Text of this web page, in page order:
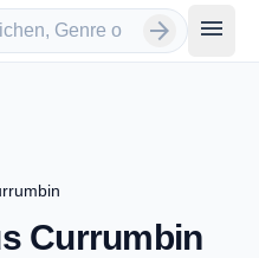
arrow_forward menu
Currumbin